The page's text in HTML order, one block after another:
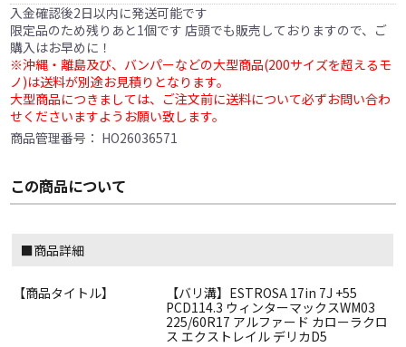
入金確認後2日以内に発送可能です
限定品のため残りあと1個です 店頭でも販売しておりますので、ご
購入はお早めに！
※沖縄・離島及び、バンパーなどの大型商品(200サイズを超えるモ
ノ)は送料が別途お見積りとなります。
大型商品につきましては、ご注文前に送料について必ずお問い合わ
せくださいますようお願い致します。
商品管理番号： HO26036571
この商品について
■商品詳細
【商品タイトル】
【バリ溝】ESTROSA 17in 7J +55
PCD114.3 ウィンターマックスWM03
225/60R17 アルファード カローラクロ
ス エクストレイル デリカD5